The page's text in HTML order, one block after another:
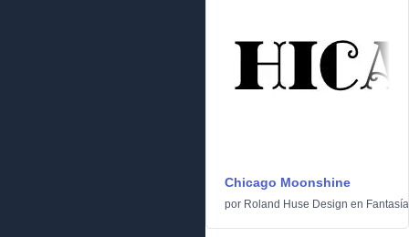
Chicago Moonshine
por Roland Huse Design en Fantasía